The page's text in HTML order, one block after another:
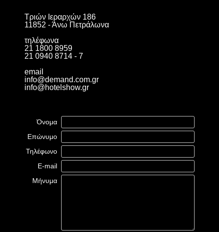
Τριών Ιεραρχών 186
11852 - Άνω Πετράλωνα
τηλέφωνα
21 1800 8959
21 0940 8714 - 7
email
info@demand.com.gr
info@hotelshow.gr
Όνομα
Επώνυμο
Τηλέφωνο
E-mail
Μήνυμα